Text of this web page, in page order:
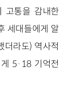
고통을 감내한
세대들에게 알
더라도) 역사적
5·18 기억전